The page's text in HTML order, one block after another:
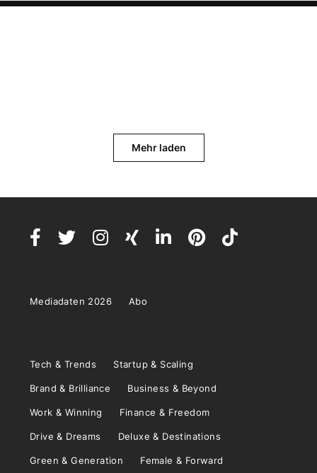
Mehr laden
Mediadaten 2026 Abo
Tech & Trends Startup & Scaling
Brand & Brilliance Business & Beyond
Work & Winning Finance & Freedom
Drive & Dreams Deluxe & Destinations
Green & Generation Female & Forward